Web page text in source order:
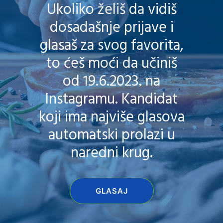
Ukoliko želiš da vidiš
dosadašnje prijave i
glasaš za svog favorita,
to ćeš moći da učiniš
od 19.6.2023. na
Instagramu. Kandidat
koji ima najviše glasova
automatski prolazi u
naredni krug.
GLASAJ